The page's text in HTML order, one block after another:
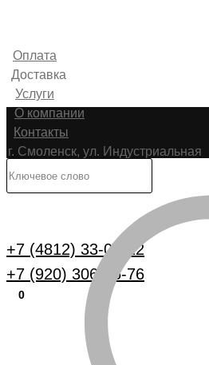
Оплата
Доставка
Услуги
О компании
Контакты
г. Смоленск, ул. Индустриальная
+7 (4812) 33-00-22
+7 (920) 306-25-76
0